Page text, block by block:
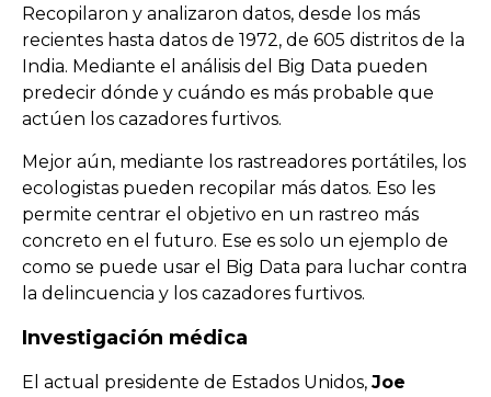
Recopilaron y analizaron datos, desde los más
recientes hasta datos de 1972, de 605 distritos de la
India. Mediante el análisis del Big Data pueden
predecir dónde y cuándo es más probable que
actúen los cazadores furtivos.
Mejor aún, mediante los rastreadores portátiles, los
ecologistas pueden recopilar más datos. Eso les
permite centrar el objetivo en un rastreo más
concreto en el futuro. Ese es solo un ejemplo de
como se puede usar el Big Data para luchar contra
la delincuencia y los cazadores furtivos.
Investigación médica
El actual presidente de Estados Unidos, Joe